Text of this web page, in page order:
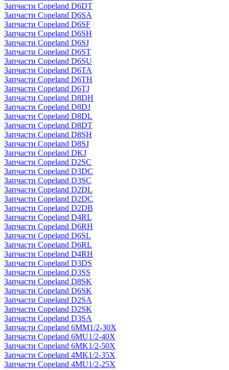
Запчасти Copeland D6DT
Запчасти Copeland D6SA
Запчасти Copeland D6SF
Запчасти Copeland D6SH
Запчасти Copeland D6SJ
Запчасти Copeland D6ST
Запчасти Copeland D6SU
Запчасти Copeland D6TA
Запчасти Copeland D6TH
Запчасти Copeland D6TJ
Запчасти Copeland D8DH
Запчасти Copeland D8DJ
Запчасти Copeland D8DL
Запчасти Copeland D8DT
Запчасти Copeland D8SH
Запчасти Copeland D8SJ
Запчасти Copeland DKJ
Запчасти Copeland D2SC
Запчасти Copeland D3DC
Запчасти Copeland D3SC
Запчасти Copeland D2DL
Запчасти Copeland D2DC
Запчасти Copeland D2DB
Запчасти Copeland D4RL
Запчасти Copeland D6RH
Запчасти Copeland D6SL
Запчасти Copeland D6RL
Запчасти Copeland D4RH
Запчасти Copeland D3DS
Запчасти Copeland D3SS
Запчасти Copeland D8SK
Запчасти Copeland D6SK
Запчасти Copeland D2SA
Запчасти Copeland D2SK
Запчасти Copeland D3SA
Запчасти Copeland 6MM1/2-30X
Запчасти Copeland 6MU1/2-40X
Запчасти Copeland 6MK1/2-50X
Запчасти Copeland 4MK1/2-35X
Запчасти Copeland 4MU1/2-25X